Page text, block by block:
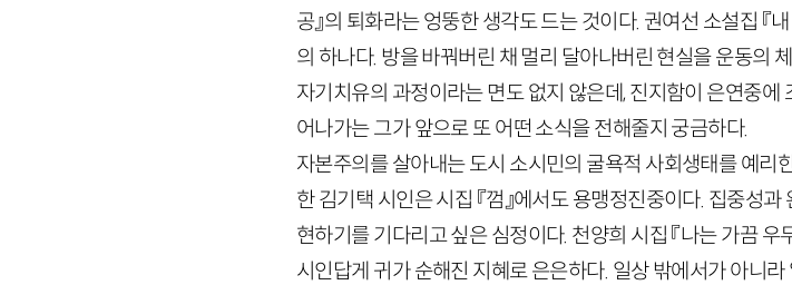
공』의 퇴화라는 엉뚱한 생각도 드는 것이다. 권여선 소설집 『
의 하나다. 방을 바꿔버린 채 멀리 달아나버린 현실을 운동의
자기치유의 과정이라는 면도 없지 않은데, 진지함이 은연중
어나가는 그가 앞으로 또 어떤 소식을 전해줄지 궁금하다.
자본주의를 살아내는 도시 소시민의 굴욕적 사회생태를 예리
한 김기택 시인은 시집 『껌』에서도 용맹정진중이다. 집중성
현하기를 기다리고 싶은 심정이다. 천양희 시집 『나는 가끔 우
시인답게 귀가 순해진 지혜로 은은하다. 일상 밖에서가 아니